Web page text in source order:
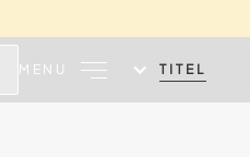
MENU TITEL